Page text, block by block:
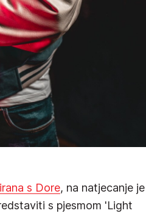
s Dore, na natjecanje je
s pjesmom 'Light